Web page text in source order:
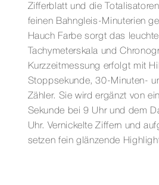
Zifferblatt und die
feinen Bahngleis-Minuterien
Hauch Farbe sorgt das
Tachymeterskala und
Kurzzeitmessung erfolgt mit
Stoppsekunde, 30-Minuten-
Zähler. Sie wird ergänzt von
Sekunde bei 9 Uhr und dem
Uhr. Vernickelte Ziffern und
setzen fein glänzende